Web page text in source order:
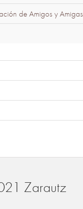
de Amigos y
Zarautz